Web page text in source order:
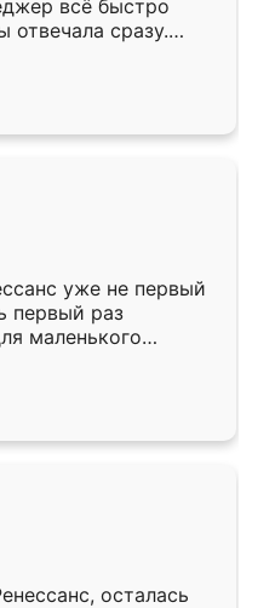
всё быстро
отвечала сразу.
подошёл к
Собрали
аккуратно, даже
уже не первый
первый раз
маленького
,во второй раз
качеству очень
быстрая,
разнообразный.
то потребуется из
только здесь.
осталась